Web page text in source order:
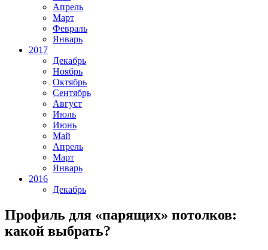
Апрель
Март
Февраль
Январь
2017
Декабрь
Ноябрь
Октябрь
Сентябрь
Август
Июль
Июнь
Май
Апрель
Март
Январь
2016
Декабрь
Профиль для «парящих» потолков:
какой выбрать?